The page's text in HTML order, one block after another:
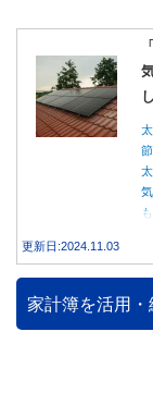
更新日:2024.11.03
家計簿を活用